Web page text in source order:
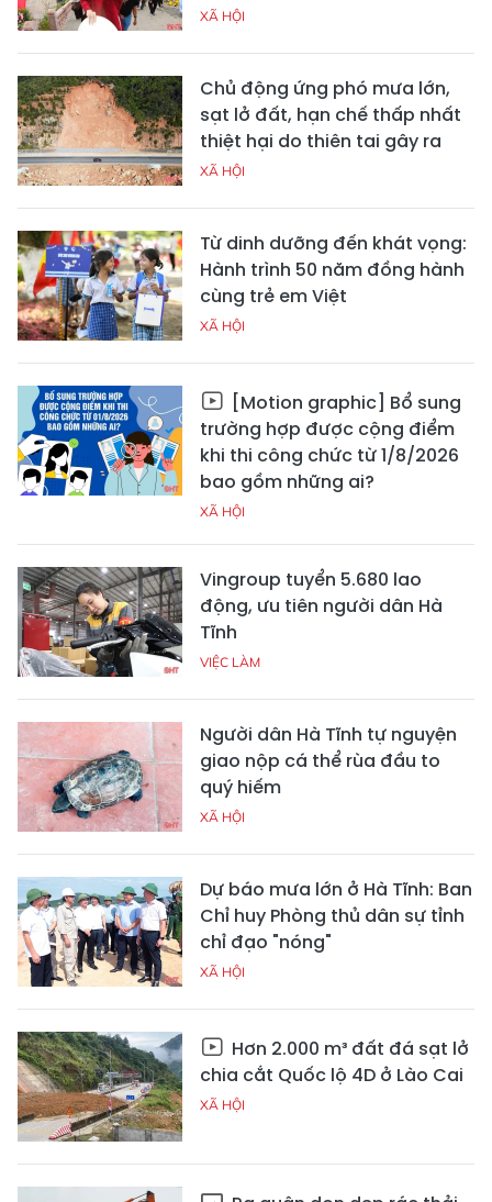
XÃ HỘI
Chủ động ứng phó mưa lớn,
sạt lở đất, hạn chế thấp nhất
thiệt hại do thiên tai gây ra
XÃ HỘI
Từ dinh dưỡng đến khát vọng:
Hành trình 50 năm đồng hành
cùng trẻ em Việt
XÃ HỘI
[Motion graphic] Bổ sung
trường hợp được cộng điểm
khi thi công chức từ 1/8/2026
bao gồm những ai?
XÃ HỘI
Vingroup tuyển 5.680 lao
động, ưu tiên người dân Hà
Tĩnh
VIỆC LÀM
Người dân Hà Tĩnh tự nguyện
giao nộp cá thể rùa đầu to
quý hiếm
XÃ HỘI
Dự báo mưa lớn ở Hà Tĩnh: Ban
Chỉ huy Phòng thủ dân sự tỉnh
chỉ đạo "nóng"
XÃ HỘI
Hơn 2.000 m³ đất đá sạt lở
chia cắt Quốc lộ 4D ở Lào Cai
XÃ HỘI